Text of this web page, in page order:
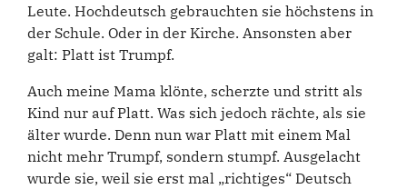
Leute. Hochdeutsch gebrauchten sie höchstens in
der Schule. Oder in der Kirche. Ansonsten aber
galt: Platt ist Trumpf.
Auch meine Mama klönte, scherzte und stritt als
Kind nur auf Platt. Was sich jedoch rächte, als sie
älter wurde. Denn nun war Platt mit einem Mal
nicht mehr Trumpf, sondern stumpf. Ausgelacht
wurde sie, weil sie erst mal „richtiges“ Deutsch